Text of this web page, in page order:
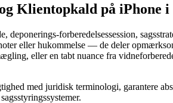
Klientopkald på iPhone i
forberedelsessession,
eller hukommelse — de deler
eller en tabt nuance fra
med juridisk terminologi, garantere